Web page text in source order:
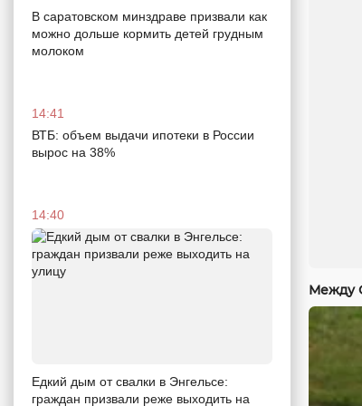
В саратовском минздраве призвали как
можно дольше кормить детей грудным
молоком
14:41
ВТБ: объем выдачи ипотеки в России
вырос на 38%
14:40
Едкий дым от свалки в Энгельсе:
граждан призвали реже выходить на
Между